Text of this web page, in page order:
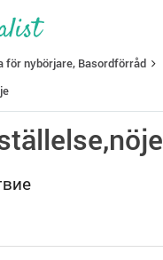
för nybörjare, Basordförråd